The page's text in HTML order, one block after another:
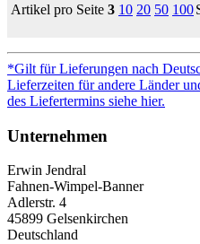
Artikel pro Seite 3 10 20 50 100
*Gilt für Lieferungen nach
Lieferzeiten für andere Länder
des Liefertermins siehe hier.
Unternehmen
Erwin Jendral
Fahnen-Wimpel-Banner
Adlerstr. 4
45899 Gelsenkirchen
Deutschland